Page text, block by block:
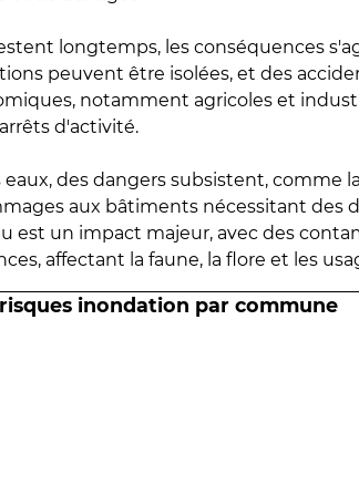
longtemps, les conséquences
peuvent être isolées, et des
notamment agricoles et
d'activité.
eaux, des dangers subsistent, comme
aux bâtiments nécessitant des
est un impact majeur, avec des
affectant la faune, la flore et les
inondation par commune